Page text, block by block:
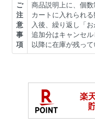
ご
注
意
事
項
商品説明上に、個
カートに入れられ
入後、繰り返し「
追加分はキャンセ
以降に在庫が残っ